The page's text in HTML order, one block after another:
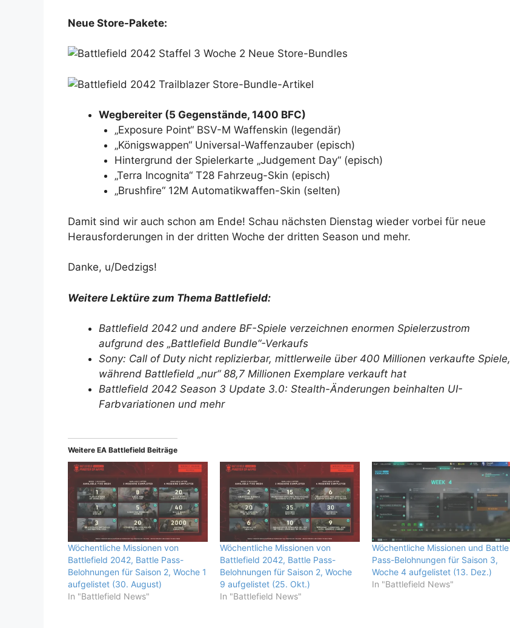
Neue Store-Pakete:
Wegbereiter (5 Gegenstände, 1400 BFC)
„Exposure Point“ BSV-M Waffenskin (legendär)
„Königswappen“ Universal-Waffenzauber (episch)
Hintergrund der Spielerkarte „Judgement Day“ (episch)
„Terra Incognita“ T28 Fahrzeug-Skin (episch)
„Brushfire“ 12M Automatikwaffen-Skin (selten)
Damit sind wir auch schon am Ende! Schau nächsten Dienstag wieder vorbei für neue
Herausforderungen in der dritten Woche der dritten Season und mehr.
Danke, u/Dedzigs!
Weitere Lektüre zum Thema Battlefield:
Battlefield 2042 und andere BF-Spiele verzeichnen enormen Spielerzustrom
aufgrund des „Battlefield Bundle“-Verkaufs
Sony: Call of Duty nicht replizierbar, mittlerweile über 400 Millionen verkaufte Spiele,
während Battlefield „nur“ 88,7 Millionen Exemplare verkauft hat
Battlefield 2042 Season 3 Update 3.0: Stealth-Änderungen beinhalten UI-
Farbvariationen und mehr
Weitere EA Battlefield Beiträge
Wöchentliche Missionen von
Battlefield 2042, Battle Pass-
Belohnungen für Saison 2, Woche 1
aufgelistet (30. August)
In "Battlefield News"
Wöchentliche Missionen von
Battlefield 2042, Battle Pass-
Belohnungen für Saison 2, Woche
9 aufgelistet (25. Okt.)
In "Battlefield News"
Wöchentliche Missionen und Battle
Pass-Belohnungen für Saison 3,
Woche 4 aufgelistet (13. Dez.)
In "Battlefield News"